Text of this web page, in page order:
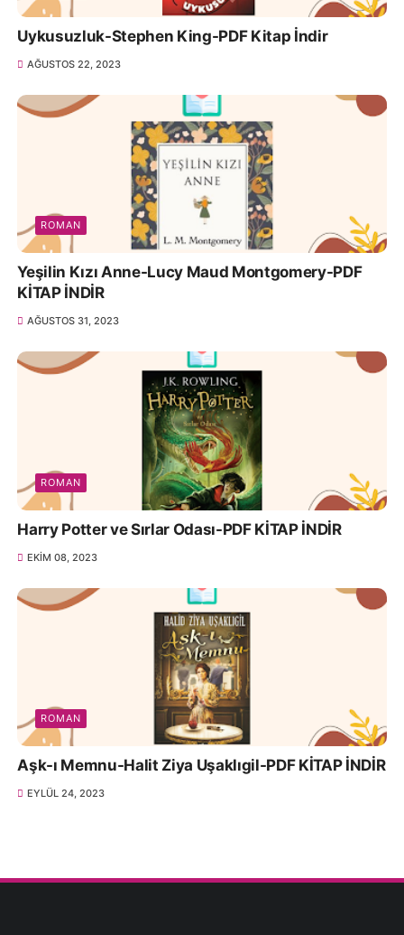
Uykusuzluk-Stephen King-PDF Kitap İndir
AĞUSTOS 22, 2023
ROMAN
Yeşilin Kızı Anne-Lucy Maud Montgomery-PDF
KİTAP İNDİR
AĞUSTOS 31, 2023
ROMAN
Harry Potter ve Sırlar Odası-PDF KİTAP İNDİR
EKIM 08, 2023
ROMAN
Aşk-ı Memnu-Halit Ziya Uşaklıgil-PDF KİTAP İNDİR
EYLÜL 24, 2023